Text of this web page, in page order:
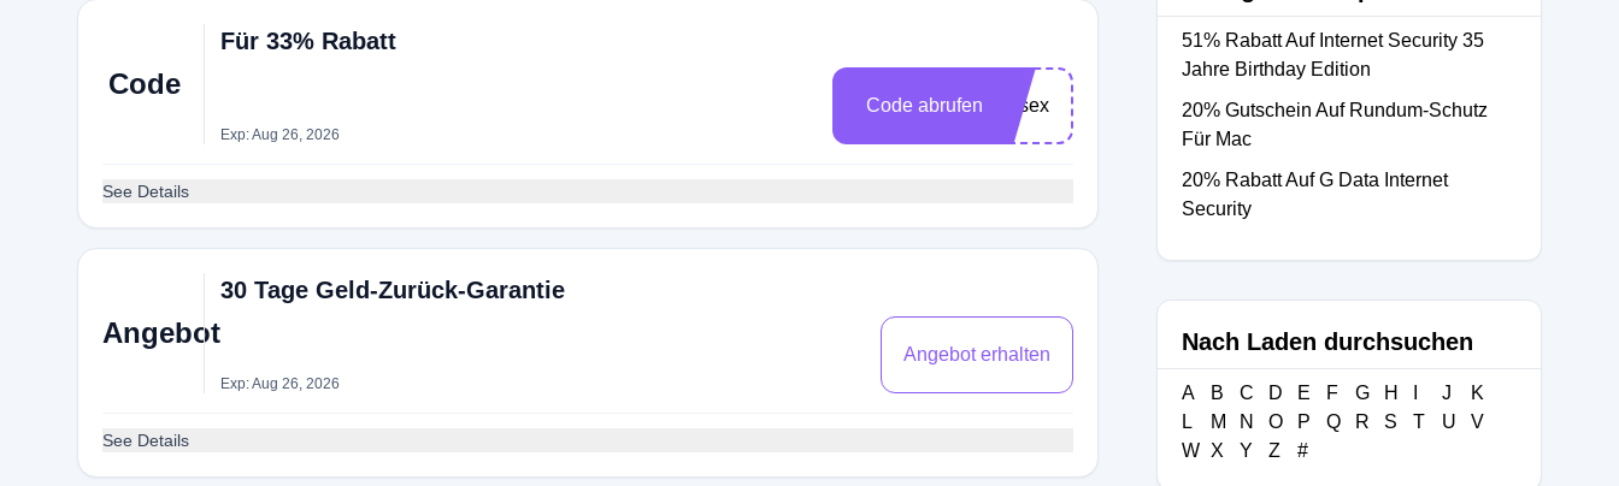
Code
Für 33% Rabatt
Exp: Aug 26, 2026
Code abrufen fersex
See Details
Angebot
30 Tage Geld-Zurück-Garantie
Exp: Aug 26, 2026
Angebot erhalten
See Details
51% Rabatt Auf Internet Security 35
Jahre Birthday Edition
20% Gutschein Auf Rundum-Schutz
Für Mac
20% Rabatt Auf G Data Internet
Security
Nach Laden durchsuchen
A B C D E F G H J
K
L
M N O P Q R S T U
V
W X Y Z #